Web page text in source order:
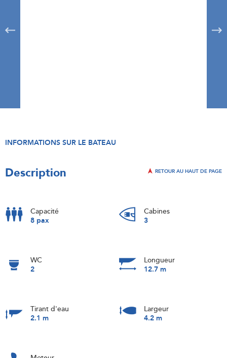
INFORMATIONS SUR LE BATEAU
Description RETOUR AU HAUT DE PAGE
Capacité
8 pax
Cabines
3
WC
2
Longueur
12.7 m
Tirant d'eau
2.1 m
Largeur
4.2 m